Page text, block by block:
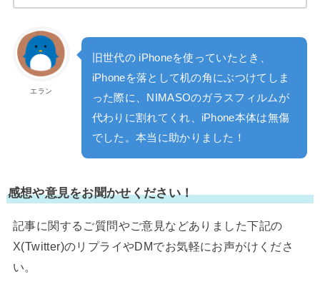
エラン
旧世代の iPhoneを使っていたとき、
iPhoneを落として机の角にぶつけてしま
った際に、
NIMASOのガラスフィルムが
代わりに割れてくれ、 iPhone本体は無傷
でした。本当に助かりました！
感想や意見をお聞かせください！
記事に関するご質問やご意見などありました下記の
X(Twitter)のリプライやDMでお気軽にお声がけくださ
い。